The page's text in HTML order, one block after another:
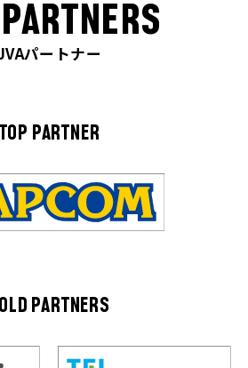
パートナー
TOP PARTNER
PARTNERS